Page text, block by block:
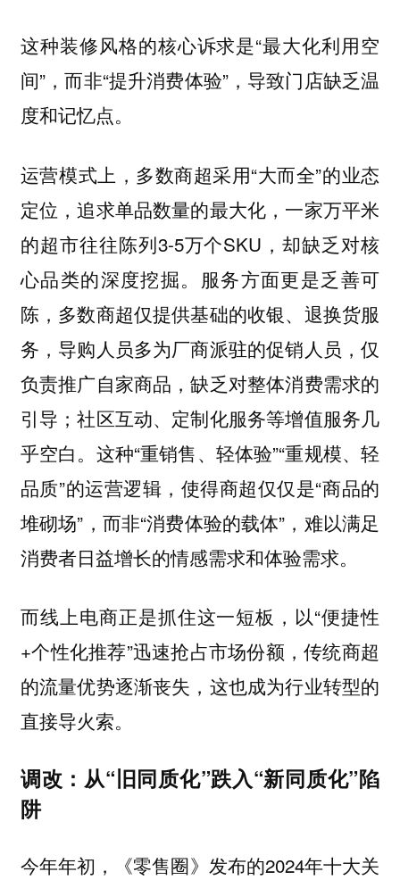
这种装修风格的核心诉求是“最大化利用空
间”，而非“提升消费体验”，导致门店缺乏温
度和记忆点。
运营模式上，多数商超采用“大而全”的业态
定位，追求单品数量的最大化，一家万平米
的超市往往陈列3-5万个SKU，却缺乏对核
心品类的深度挖掘。服务方面更是乏善可
陈，多数商超仅提供基础的收银、退换货服
务，导购人员多为厂商派驻的促销人员，仅
负责推广自家商品，缺乏对整体消费需求的
引导；社区互动、定制化服务等增值服务几
乎空白。这种“重销售、轻体验”“重规模、轻
品质”的运营逻辑，使得商超仅仅是“商品的
堆砌场”，而非“消费体验的载体”，难以满足
消费者日益增长的情感需求和体验需求。
而线上电商正是抓住这一短板，以“便捷性
+个性化推荐”迅速抢占市场份额，传统商超
的流量优势逐渐丧失，这也成为行业转型的
直接导火索。
调改：从“旧同质化”跌入“新同质化”陷
阱
今年年初，《零售圈》发布的2024年十大关